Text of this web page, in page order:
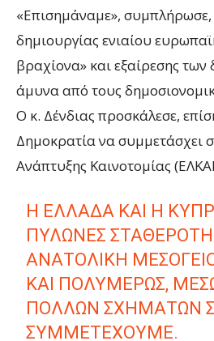
«Επισημάναμε»,
δημιουργίας ενιαίου
βραχίονα» και εξαίρεσης
άμυνα από τους
Ο κ. Δένδιας προσκάλεσε,
Δημοκρατία να συμμετάσχει
Ανάπτυξης Καινοτομίας
Η ΕΛΛΆΔΑ ΚΑΙ Η
ΠΥΛΏΝΕΣ
ΑΝΑΤΟΛΙΚΉ
ΚΑΙ ΠΟΛΥΜΕΡΏΣ,
ΠΟΛΛΏΝ ΣΧΗΜΆΤΩΝ
ΣΥΜΜΕΤΈΧΟΥΜΕ.